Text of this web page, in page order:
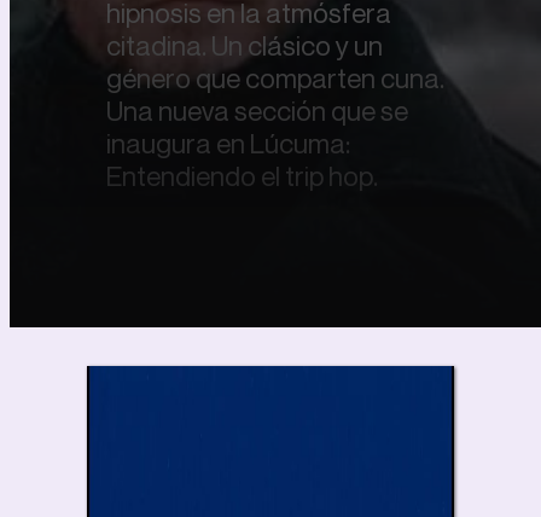
hipnosis en la atmósfera
citadina. Un clásico y un
género que comparten cuna.
Una nueva sección que se
inaugura en Lúcuma:
Entendiendo el trip hop.